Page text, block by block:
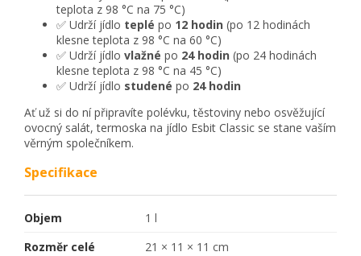
teplota z 98 °C na 75 °C)
✅ Udrží jídlo teplé po 12 hodin (po 12 hodinách
klesne teplota z 98 °C na 60 °C)
✅ Udrží jídlo vlažné po 24 hodin (po 24 hodinách
klesne teplota z 98 °C na 45 °C)
✅ Udrží jídlo studené po 24 hodin
Ať už si do ní připravíte polévku, těstoviny nebo osvěžující
ovocný salát, termoska na jídlo Esbit Classic se stane vaším
věrným společníkem.
Specifikace
Objem
1 l
Rozměr celé
21 × 11 × 11 cm